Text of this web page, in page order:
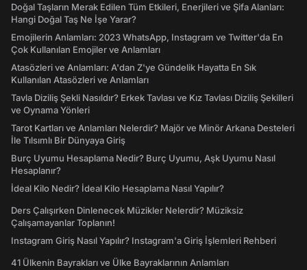
Doğal Taşların Merak Edilen Tüm Etkileri, Enerjileri ve Şifa Alanları:
Hangi Doğal Taş Ne İşe Yarar?
Emojilerin Anlamları: 2023 WhatsApp, Instagram ve Twitter'da En
Çok Kullanılan Emojiler ve Anlamları
Atasözleri ve Anlamları: A'dan Z'ye Gündelik Hayatta En Sık
Kullanılan Atasözleri ve Anlamları
Tavla Diziliş Şekli Nasıldır? Erkek Tavlası ve Kız Tavlası Diziliş Şekilleri
ve Oynama Yönleri
Tarot Kartları ve Anlamları Nelerdir? Majör ve Minör Arkana Desteleri
İle Tılsımlı Bir Dünyaya Giriş
Burç Uyumu Hesaplama Nedir? Burç Uyumu, Aşk Uyumu Nasıl
Hesaplanır?
İdeal Kilo Nedir? İdeal Kilo Hesaplama Nasıl Yapılır?
Ders Çalışırken Dinlenecek Müzikler Nelerdir? Müziksiz
Çalışamayanlar Toplanın!
Instagram Giriş Nasıl Yapılır? Instagram'a Giriş İşlemleri Rehberi
41 Ülkenin Bayrakları ve Ülke Bayraklarının Anlamları